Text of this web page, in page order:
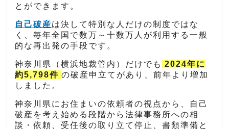
とができます。
自己破産は決して特別な人だけの制度ではな
く、毎年全国で数万～十数万人が利用する一般
的な再出発の手段です。
神奈川県（横浜地裁管内）だけでも 2024年に
約5,798件 の破産申立てがあり、前年より増加
しました。
神奈川県にお住まいの依頼者の視点から、自己
破産を考え始める段階から法律事務所への相
談・依頼、受任後の取り立て停止、書類準備と